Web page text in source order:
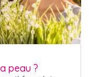
peau ?